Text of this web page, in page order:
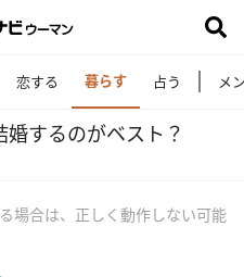
恋する 暮らす 占う メ
婚するのがベスト？
場合は、正しく動作しない可能